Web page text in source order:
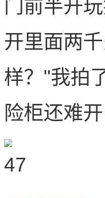
门前半开
开里面两
样？"我拍
险柜还难